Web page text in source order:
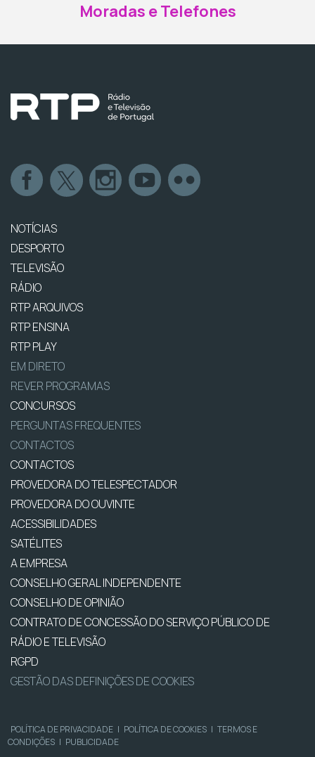
Moradas e Telefones
NOTÍCIAS
DESPORTO
TELEVISÃO
RÁDIO
RTP ARQUIVOS
RTP ENSINA
RTP PLAY
EM DIRETO
REVER PROGRAMAS
CONCURSOS
PERGUNTAS FREQUENTES
CONTACTOS
CONTACTOS
PROVEDORA DO TELESPECTADOR
PROVEDORA DO OUVINTE
ACESSIBILIDADES
SATÉLITES
A EMPRESA
CONSELHO GERAL INDEPENDENTE
CONSELHO DE OPINIÃO
CONTRATO DE CONCESSÃO DO SERVIÇO PÚBLICO DE
RÁDIO E TELEVISÃO
RGPD
GESTÃO DAS DEFINIÇÕES DE COOKIES
POLÍTICA DE PRIVACIDADE | POLÍTICA DE COOKIES | TERMOS E
CONDIÇÕES | PUBLICIDADE